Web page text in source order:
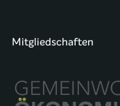
Mitgliedschaften